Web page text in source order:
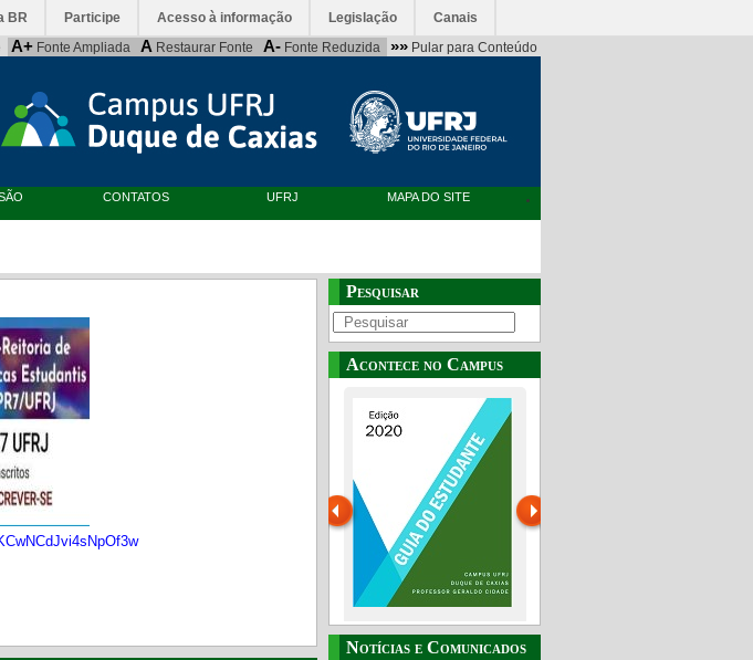
BR Participe Acesso à informação Legislação Canais
A+ Fonte Ampliada A Restaurar Fonte A- Fonte Reduzida »» Pular para Conteúdo
CONTATOS UFRJ MAPA DO SITE
Pesquisar
Acontece no Campus
Guia do estudante
Notícias e Comunicados